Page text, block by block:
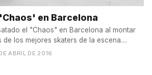
en Barcelona
el "Chaos" en Barcelona al montar
los mejores skaters de la escena....
ABRIL DE 2016